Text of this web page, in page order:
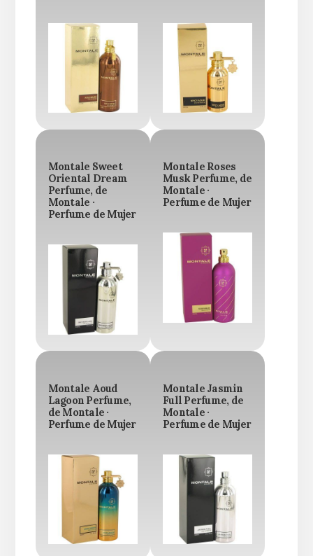
Montale Sweet
Oriental Dream
Perfume, de
Montale ·
Perfume de Mujer
Montale Roses
Musk Perfume, de
Montale ·
Perfume de Mujer
Montale Aoud
Lagoon Perfume,
de Montale ·
Perfume de Mujer
Montale Jasmin
Full Perfume, de
Montale ·
Perfume de Mujer